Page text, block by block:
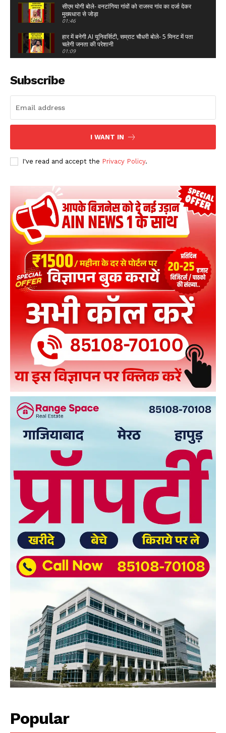
सीएम योगी बोले- वनटांगिया गांवों को राजस्व गांव का दर्जा देकर
मुख्यधारा से जोड़ा
01:46
हार में बनेगी AI यूनिवर्सिटी, सम्राट चौधरी बोले- 5 मिनट में पता
चलेगी जनता की परेशानी
01:09
00:47
अभिजीत दिपके की पीएम मोदी से अपील: स्वतंत्रता दिवस पर
युवाओं को संबोधित कर बताएं सरकार क्या कदम उठा
00:38
Instagram पर पीएम मोदी का Gen-Z कनेक्ट, अब 7 अगस्त
को GRWM वीडियो बनाने की अपील
सरकारी अस्पतालों में खाली बेड की जानकारी देगा AI सॉफ्टवेयर
01:18
मुफ्ती शमून कासमी : हम सबके पूर्वज एक है मर्यादा पुरुषोत्तम राम,
हम ईश्वर की ही पूजा करते हैं..!
00:26
संसद में राघव चड्ढा ने उठाया डॉक्टर-डायग्नोस्टिक सेंटर ‘कट
मनी’ का मुद्दा
सदन में खड़े होकर Modi ने पहले Rahul Gandhi को लिया
आड़े हाथ फिर उड़ाई धज्जियां,हंस पड़ी प्रियंका!
15:15
Subscribe
I WANT IN
I've read and accept the Privacy Policy.
Popular